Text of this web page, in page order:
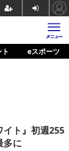
eスポーツ
イト』初週255
多に